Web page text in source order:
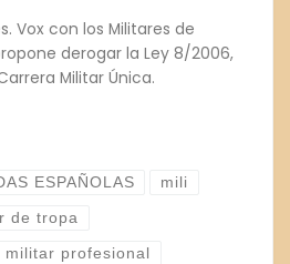
Vox con los Militares de
derogar la Ley 8/2006,
Militar Única.
ESPAÑOLAS mili
de tropa
militar profesional